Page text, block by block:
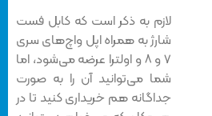
لازم به ذکر است که کابل فست
شارژ به همراه اپل واچ‌های سری
۷ و ۸ و اولترا عرضه می‌شود، اما
شما می‌توانید آن را به صورت
جداگانه هم خریداری کنید تا در